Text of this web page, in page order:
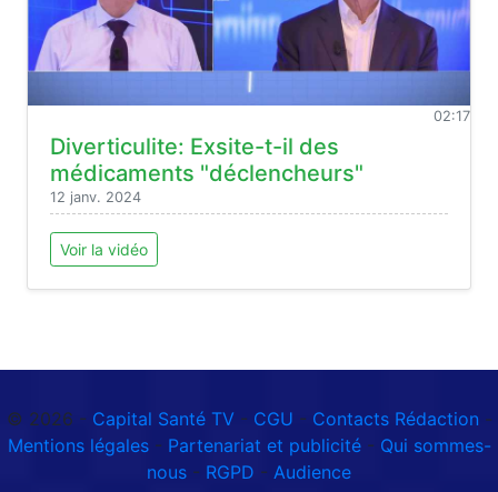
02:17
Diverticulite: Exsite-t-il des
médicaments "déclencheurs"
12 janv. 2024
Voir la vidéo
© 2026 - Capital Santé TV- CGU - Contacts Rédaction -
Mentions légales- Partenariat et publicité- Qui sommes-
nous - RGPD - Audience